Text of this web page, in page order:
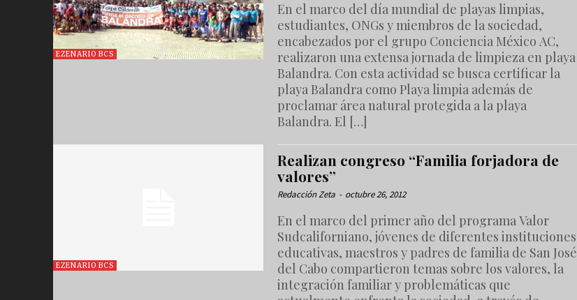
EZENARIO BCS
En el marco del día mundial de playas limpias,
estudiantes, ONGs y miembros de la sociedad,
encabezados por el grupo Conciencia México AC,
realizaron una extensa jornada de limpieza en playa
Balandra. Con esta actividad se busca certificar la
playa Balandra como Playa limpia además de
proclamar área natural protegida a la playa
Balandra. El […]
EZENARIO BCS
Realizan congreso “Familia forjadora de
valores”
Redacción Zeta - octubre 26, 2012
En el marco del primer año del programa Valor
Sudcaliforniano, jóvenes de diferentes instituciones
educativas, maestros y padres de familia de San José
del Cabo compartieron temas sobre los valores, la
integración familiar y problemáticas que